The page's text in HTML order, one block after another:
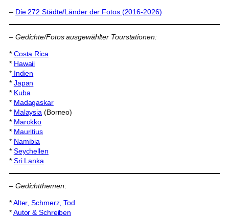
– Die 272 Städte/Länder der Fotos (2016-2026)
– Gedichte/Fotos ausgewählter Tourstationen:
* Costa Rica
* Hawaii
*Indien
* Japan
* Kuba
* Madagaskar
* Malaysia (Borneo)
* Marokko
* Mauritius
* Namibia
* Seychellen
* Sri Lanka
– Gedichtthemen:
*Alter, Schmerz, Tod
*Autor & Schreiben